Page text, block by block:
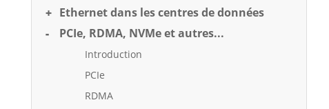
Ethernet dans les centres de données
PCIe, RDMA, NVMe et autres...
Introduction
PCIe
RDMA